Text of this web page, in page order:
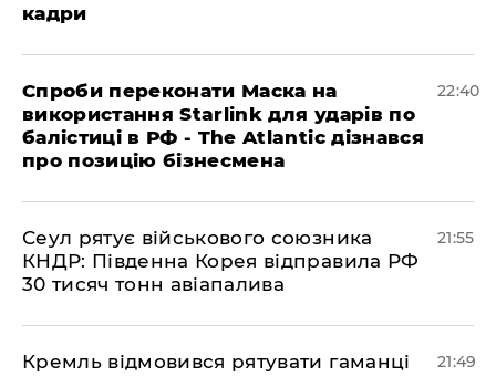
кадри
​Спроби переконати Маска на
використання Starlink для ударів по
балістиці в РФ - The Atlantic дізнався
про позицію бізнесмена
22:40
​Сеул рятує військового союзника
КНДР: Південна Корея відправила РФ
30 тисяч тонн авіапалива
21:55
​Кремль відмовився рятувати гаманці
21:49